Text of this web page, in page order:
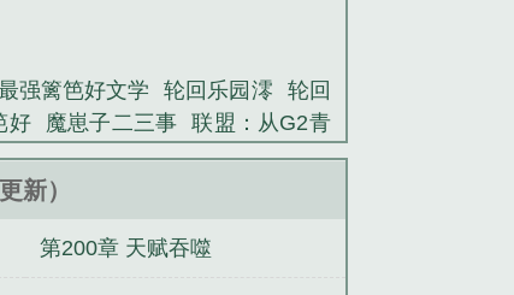
瓜群众，然而却无人敢露出不
界吞噬者、深渊之敌、世界之
界：灵笼，后续暂定……。）...
强篱笆好文学 轮回乐园澪
轮回
好 魔崽子二三事
联盟：从G2青
：天使背叛，我掀起虫族天灾 我
木起步
新）
第200章 天赋吞噬